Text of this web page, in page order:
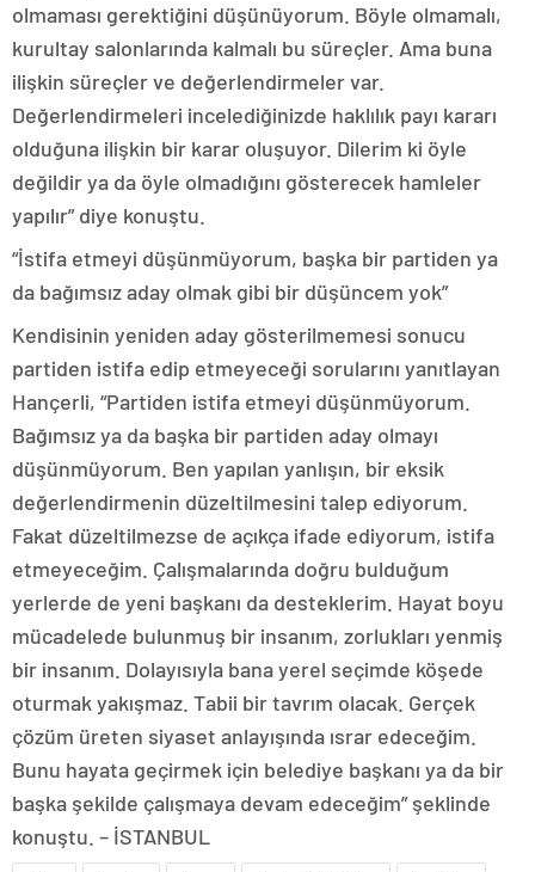
olmaması gerektiğini düşünüyorum. Böyle olmamalı,
kurultay salonlarında kalmalı bu süreçler. Ama buna
ilişkin süreçler ve değerlendirmeler var.
Değerlendirmeleri incelediğinizde haklılık payı kararı
olduğuna ilişkin bir karar oluşuyor. Dilerim ki öyle
değildir ya da öyle olmadığını gösterecek hamleler
yapılır” diye konuştu.
“İstifa etmeyi düşünmüyorum, başka bir partiden ya
da bağımsız aday olmak gibi bir düşüncem yok”
Kendisinin yeniden aday gösterilmemesi sonucu
partiden istifa edip etmeyeceği sorularını yanıtlayan
Hançerli, “Partiden istifa etmeyi düşünmüyorum.
Bağımsız ya da başka bir partiden aday olmayı
düşünmüyorum. Ben yapılan yanlışın, bir eksik
değerlendirmenin düzeltilmesini talep ediyorum.
Fakat düzeltilmezse de açıkça ifade ediyorum, istifa
etmeyeceğim. Çalışmalarında doğru bulduğum
yerlerde de yeni başkanı da desteklerim. Hayat boyu
mücadelede bulunmuş bir insanım, zorlukları yenmiş
bir insanım. Dolayısıyla bana yerel seçimde köşede
oturmak yakışmaz. Tabii bir tavrım olacak. Gerçek
çözüm üreten siyaset anlayışında ısrar edeceğim.
Bunu hayata geçirmek için belediye başkanı ya da bir
başka şekilde çalışmaya devam edeceğim” şeklinde
konuştu. – İSTANBUL